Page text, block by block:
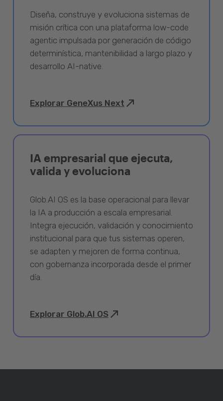
Diseña, construye y evoluciona sistemas de
misión crítica con una plataforma low-code
agentic impulsada por generación de código
determinística, mantenibilidad a largo plazo y
desarrollo AI-native.
Explorar GeneXus Next
IA empresarial que ejecuta,
valida y evoluciona
Glob.AI OS es la base operacional para llevar
la IA a producción a escala empresarial.
Integra ejecución, validación y conocimiento
institucional para que tus sistemas operen,
se adapten y mejoren de forma continua,
con gobernanza incorporada desde el primer
día.
Explorar Glob.AI OS